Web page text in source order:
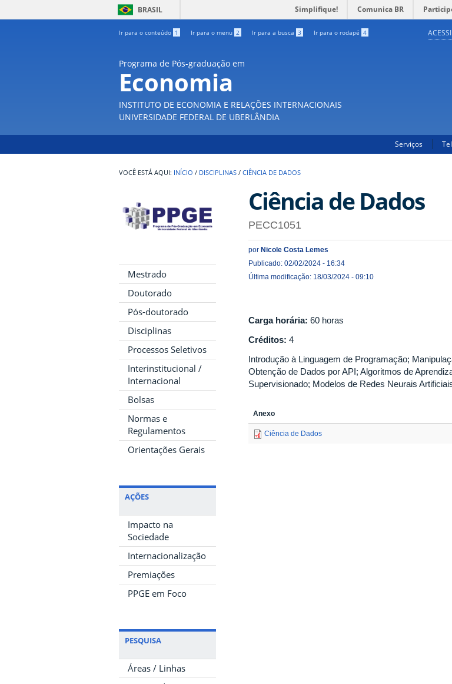
BRASIL Simplifique! Comunica BR
Ir para o conteúdo 1 Ir para o menu 2 Ir para a busca 3 Ir para o rodapé 4
Programa de Pós-graduação em
Economia
INSTITUTO DE ECONOMIA E RELAÇÕES INTERNACIONAIS
UNIVERSIDADE FEDERAL DE UBERLÂNDIA
Serviços
INÍCIO / DISCIPLINAS / CIÊNCIA DE DADOS
Mestrado
Doutorado
Pós-doutorado
Disciplinas
Processos Seletivos
Interinstitucional /
Internacional
Bolsas
Normas e
Regulamentos
Orientações Gerais
AÇÕES
Impacto na
Sociedade
Internacionalização
Premiações
PPGE em Foco
PESQUISA
Áreas / Linhas
Ciência de Dados
PECC1051
por Nicole Costa Lemes
Publicado: 02/02/2024 - 16:34
Última modificação: 18/03/2024 - 09:10
Carga horária: 60 horas
Créditos: 4
Introdução à Linguagem de Programação;
Obtenção de Dados por API; Algoritmos de
Supervisionado; Modelos de Redes Neurais
Anexo
Ciência de Dados